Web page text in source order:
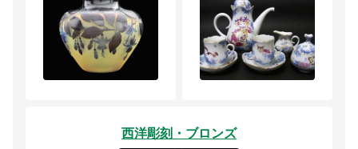
西洋彫刻・ブロンズ